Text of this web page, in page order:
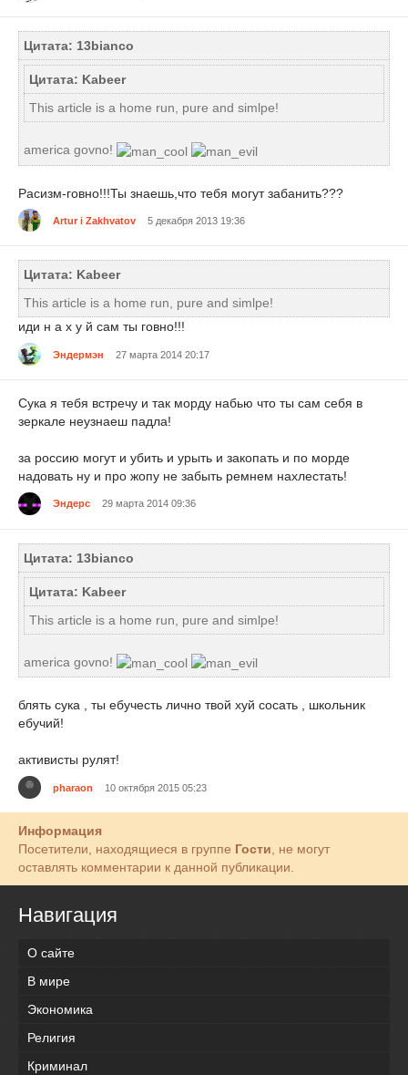
Цитата: 13bianco
Цитата: Kabeer
This article is a home run, pure and simlpe!
america govno!
Расизм-говно!!!Ты знаешь,что тебя могут забанить???
Artur i Zakhvatov 5 декабря 2013 19:36
Цитата: Kabeer
This article is a home run, pure and simlpe!
иди н а х у й сам ты говно!!!
Эндермэн 27 марта 2014 20:17
Сука я тебя встречу и так морду набью что ты сам себя в
зеркале неузнаеш падла!
за россию могут и убить и урыть и закопать и по морде
надовать ну и про жопу не забыть ремнем нахлестать!
Эндерс 29 марта 2014 09:36
Цитата: 13bianco
Цитата: Kabeer
This article is a home run, pure and simlpe!
america govno!
блять сука , ты ебучесть лично твой хуй сосать , школьник
ебучий!
активисты рулят!
pharaon 10 октября 2015 05:23
Информация
Посетители, находящиеся в группе Гости , не могут
оставлять комментарии к данной публикации.
Навигация
О сайте
В мире
Экономика
Религия
Криминал